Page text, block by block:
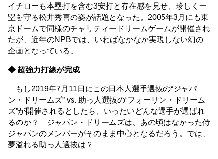
イチローも本塁打を含む3安打と存在感を見せ、珍しく一
塁を守る松井秀喜の姿が話題となった。2005年3月にも東
京ドームで同様のチャリティードリームゲームが開催され
たが、近年のNPBでは、いわばなかなか実現しない幻の
企画となっている。
◆ 超強力打線が完成
もし2019年7月11日にこの日本人選手選抜の“ジャパ
ン・ドリームズ” vs. 助っ人選抜の“フォーリン・ドリーム
ズ”が開催されるとしたら、いったいどんな選手が選ばれ
るのか？ ジャパン・ドリームズは、あの頃はなかった侍
ジャパンのメンバーがそのまま中心となるだろう。では、
夢溢れる助っ人選抜は？